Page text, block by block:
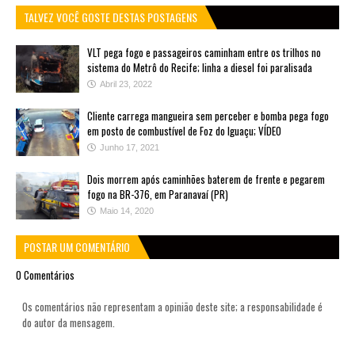
TALVEZ VOCÊ GOSTE DESTAS POSTAGENS
VLT pega fogo e passageiros caminham entre os trilhos no
sistema do Metrô do Recife; linha a diesel foi paralisada
Abril 23, 2022
Cliente carrega mangueira sem perceber e bomba pega fogo
em posto de combustível de Foz do Iguaçu; VÍDEO
Junho 17, 2021
Dois morrem após caminhões baterem de frente e pegarem
fogo na BR-376, em Paranavaí (PR)
Maio 14, 2020
POSTAR UM COMENTÁRIO
0 Comentários
Os comentários não representam a opinião deste site; a responsabilidade é
do autor da mensagem.